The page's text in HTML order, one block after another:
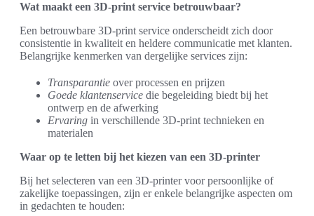
Wat maakt een 3D-print service betrouwbaar?
Een betrouwbare 3D-print service onderscheidt zich door
consistentie in kwaliteit en heldere communicatie met klanten.
Belangrijke kenmerken van dergelijke services zijn:
Transparantie over processen en prijzen
Goede klantenservice die begeleiding biedt bij het
ontwerp en de afwerking
Ervaring in verschillende 3D-print technieken en
materialen
Waar op te letten bij het kiezen van een 3D-printer
Bij het selecteren van een 3D-printer voor persoonlijke of
zakelijke toepassingen, zijn er enkele belangrijke aspecten om
in gedachten te houden: